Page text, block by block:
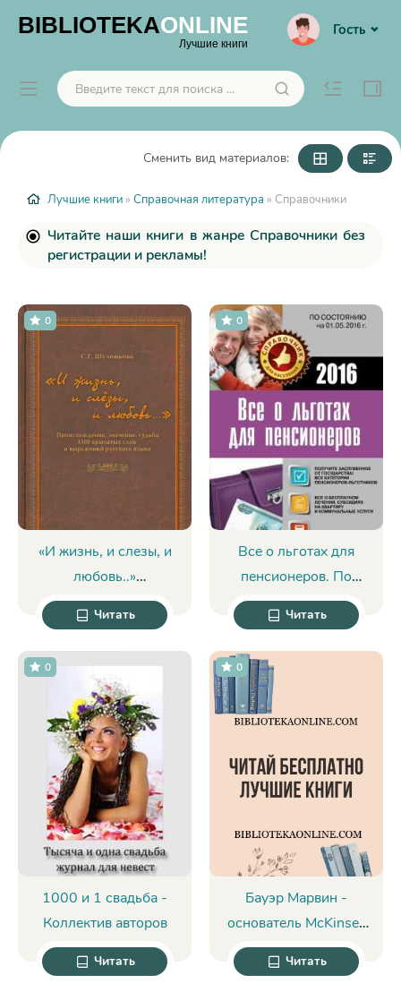
BIBLIOTEKAONLINE
Лучшие книги
Гость
Сменить вид материалов:
Лучшие книги » Справочная литература » Справочники
Читайте наши книги в жанре Справочники без
регистрации и рекламы!
«И жизнь, и слезы, и
любовь..»
Происхождение,
значение, судьба
1500 крылатых слов и
выражений русского
языка - Светлана
Григорьевна
Шулежкова
0
Читать
Все о льготах для
пенсионеров. По
состоянию на
01.05.2016 г. -
Коллектив авторов
0
Читать
1000 и 1 свадьба -
Коллектив авторов
0
Читать
Бауэр Марвин -
основатель McKinsey
amp; Company -
Елена Спиридонова
0
Читать